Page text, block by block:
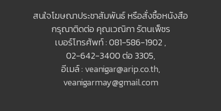
สนใจโฆษณาประชาสัมพันธ์ หรือสั่งซื้อหนังสือ
กรุณาติดต่อ คุณเวณิกา รัตนเพ็ชร
เบอร์โทรศัพท์ : 081-586-1902 ,
02-642-3400 ต่อ 3305,
อีเมล์ : veanigar@arip.co.th,
veanigarmay@gmail.com